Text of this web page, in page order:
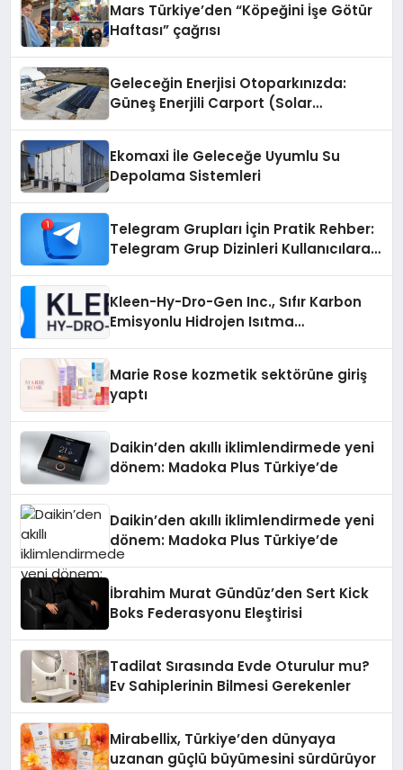
Mars Türkiye’den “Köpeğini İşe Götür
Haftası” çağrısı
Geleceğin Enerjisi Otoparkınızda:
Güneş Enerjili Carport (Solar
Ekomaxi İle Geleceğe Uyumlu Su
Depolama Sistemleri
Telegram Grupları İçin Pratik Rehber:
Telegram Grup Dizinleri Kullanıcılara
Kleen-Hy-Dro-Gen Inc., Sıfır Karbon
Emisyonlu Hidrojen Isıtma
Marie Rose kozmetik sektörüne giriş
yaptı
Daikin’den akıllı iklimlendirmede yeni
dönem: Madoka Plus Türkiye’de
Daikin’den akıllı iklimlendirmede yeni
dönem: Madoka Plus Türkiye’de
İbrahim Murat Gündüz’den Sert Kick
Boks Federasyonu Eleştirisi
Tadilat Sırasında Evde Oturulur mu?
Ev Sahiplerinin Bilmesi Gerekenler
Mirabellix, Türkiye’den dünyaya
uzanan güçlü büyümesini sürdürüyor